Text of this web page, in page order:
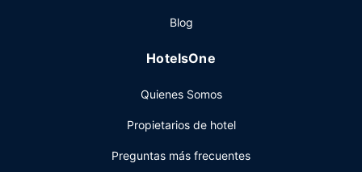
Blog
HotelsOne
Quienes Somos
Propietarios de hotel
Preguntas más frecuentes